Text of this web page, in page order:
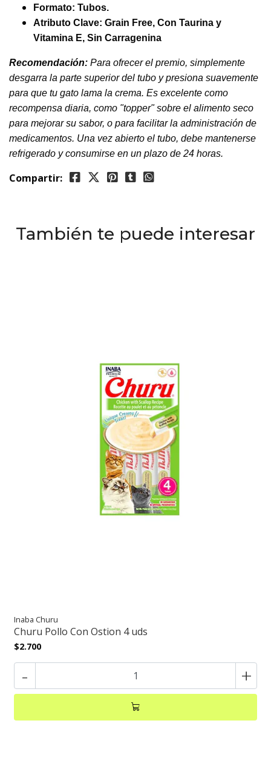
Formato: Tubos.
Atributo Clave: Grain Free, Con Taurina y
Vitamina E, Sin Carragenina
Recomendación: Para ofrecer el premio, simplemente
desgarra la parte superior del tubo y presiona suavemente
para que tu gato lama la crema. Es excelente como
recompensa diaria, como "topper" sobre el alimento seco
para mejorar su sabor, o para facilitar la administración de
medicamentos. Una vez abierto el tubo, debe mantenerse
refrigerado y consumirse en un plazo de 24 horas.
Compartir:
También te puede interesar
Inaba Churu
Churu Pollo Con Ostion 4 uds
$2.700
- +